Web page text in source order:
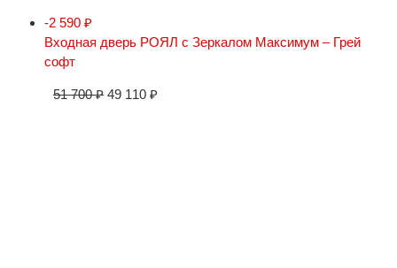
-2 590 ₽
Входная дверь РОЯЛ с Зеркалом Максимум – Грей
софт
51 700₽ 49 110 ₽